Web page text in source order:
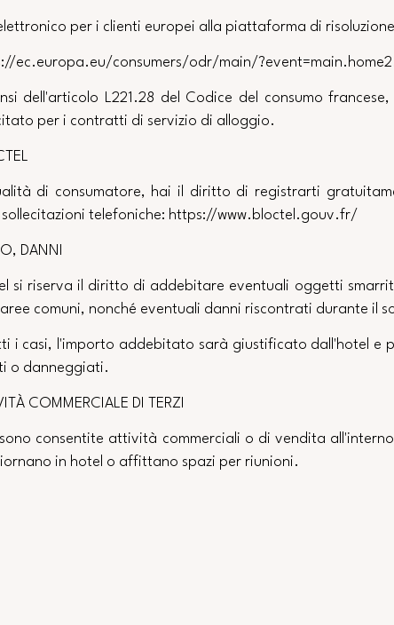
per i clienti europei alla piattaforma di
ec.europa.eu/consumers/odr/main/
dell'articolo L221.28 del Codice del consumo
per i contratti di servizio di alloggio.
di consumatore, hai il diritto di registrarti
sollecitazioni telefoniche: https://www.bloctel.gouv.fr/
DANNI
si riserva il diritto di addebitare eventuali oggetti
aree comuni, nonché eventuali danni riscontrati durante il
i casi, l'importo addebitato sarà giustificato dall'hotel e
o danneggiati.
COMMERCIALE DI TERZI
consentite attività commerciali o di vendita
in hotel o affittano spazi per riunioni.